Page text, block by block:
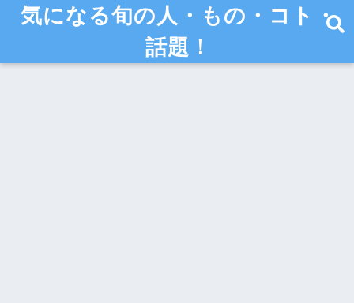
気になる旬の人・もの・コト・
話題！